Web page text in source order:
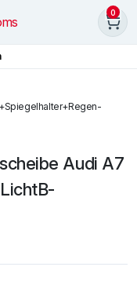
0
Audi A7